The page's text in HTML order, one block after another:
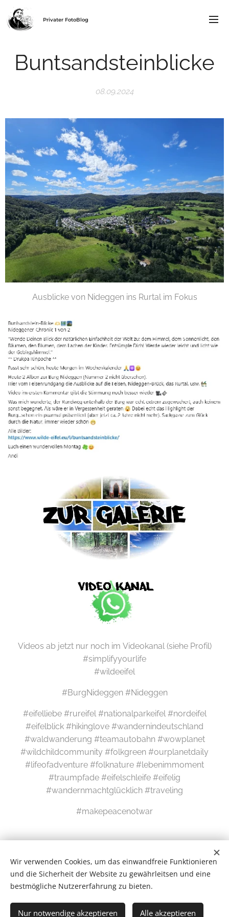
Privater FotoBlog
Buntsandsteinblicke
08.09.2024
Ausblicke von Nideggen ins Rurtal im Fokus
Videos ab jetzt nur noch im Videokanal (siehe Profil)
#simplifyyourlife
#wildeeifel
#BurgNideggen #Nideggen
#eifelliebe #rureifel #nationalparkeifel #nordeifel
#eifelblick #hikinglove #wandernindeutschland
#waldwanderung #teamautobahn #wowplanet
#wildchildcommunity #folkgreen #ourplanetdaily
#lifeofadventure #folknature #lebenimmoment
#traumpfade #eifelschleife #eifelig
#wandernmachtglücklich #traveling
#makepeacenotwar
Wir verwenden Cookies, um das einwandfreie Funktionieren
und die Sicherheit der Website zu gewährleitsen und eine
bestmögliche Nutzererfahrung zu bieten.
Nur notwendige akzeptieren Alle akzeptieren